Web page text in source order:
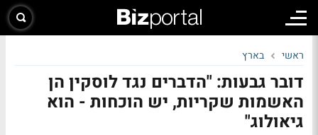
ראשי בארץ
דובר גבעות: "הדברים נגד לוסקין הן
האשמות שקריות, יש הוכחות - הוא
גיאולוג"